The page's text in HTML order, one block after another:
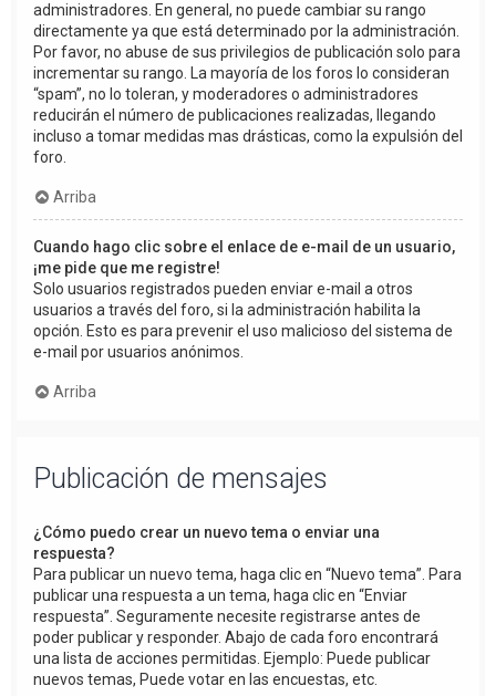
administradores. En general, no puede cambiar su rango
directamente ya que está determinado por la administración.
Por favor, no abuse de sus privilegios de publicación solo para
incrementar su rango. La mayoría de los foros lo consideran
“spam”, no lo toleran, y moderadores o administradores
reducirán el número de publicaciones realizadas, llegando
incluso a tomar medidas mas drásticas, como la expulsión del
foro.
Arriba
Cuando hago clic sobre el enlace de e-mail de un usuario,
¡me pide que me registre!
Solo usuarios registrados pueden enviar e-mail a otros
usuarios a través del foro, si la administración habilita la
opción. Esto es para prevenir el uso malicioso del sistema de
e-mail por usuarios anónimos.
Arriba
Publicación de mensajes
¿Cómo puedo crear un nuevo tema o enviar una
respuesta?
Para publicar un nuevo tema, haga clic en “Nuevo tema”. Para
publicar una respuesta a un tema, haga clic en “Enviar
respuesta”. Seguramente necesite registrarse antes de
poder publicar y responder. Abajo de cada foro encontrará
una lista de acciones permitidas. Ejemplo: Puede publicar
nuevos temas, Puede votar en las encuestas, etc.